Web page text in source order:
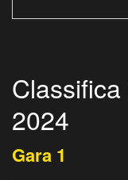
2024
Gara 1